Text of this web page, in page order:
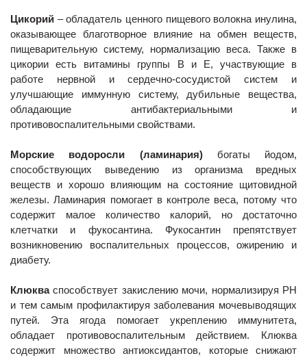
Цикорий – обладатель ценного пищевого волокна инулина,
оказывающее благотворное влияние на обмен веществ,
пищеварительную систему, нормализацию веса. Также в
цикории есть витамины группы В и Е, участвующие в
работе нервной и сердечно-сосудистой систем и
улучшающие иммунную систему, дубильные вещества,
обладающие антибактериальными и
противовоспалительными свойствами.
Морские водоросли (ламинария)богаты йодом,
способствующих выведению из организма вредных
веществ и хорошо влияющим на состояние щитовидной
железы. Ламинария помогает в контроле веса, потому что
содержит малое количество калорий, но достаточно
клетчатки и фукосантина. Фукосантин препятствует
возникновению воспалительных процессов, ожирению и
диабету.
Клюкваспособствует закислению мочи, нормализируя РН
и тем самым профилактируя заболевания мочевыводящих
путей. Эта ягода помогает укреплению иммунитета,
обладает противовоспалительным действием. Клюква
содержит множество антиоксидантов, которые снижают